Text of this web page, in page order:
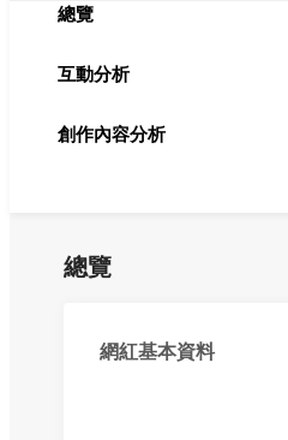
總覽
互動分析
創作內容分析
總覽
網紅基本資料